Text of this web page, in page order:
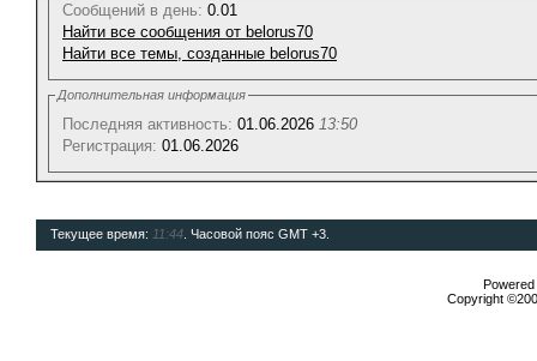
Сообщений в день: 0.01
Найти все сообщения от belorus70
Найти все темы, созданные belorus70
Дополнительная информация
Последняя активность: 01.06.2026 13:50
Регистрация: 01.06.2026
Текущее время: 11:44 . Часовой пояс GMT +3.
Copyright